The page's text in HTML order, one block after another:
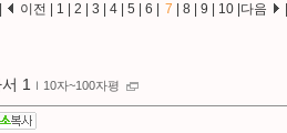
이전 1 2 3 4 5 6 7 8 9 10 다음
1 ｌ 10자~100자평